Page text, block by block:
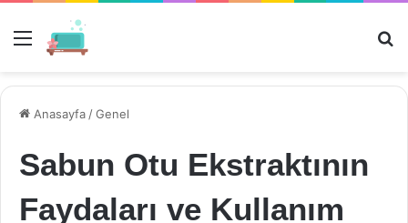
Menü
Anasayfa /Genel
Sabun Otu Ekstraktının
Faydaları ve Kullanım